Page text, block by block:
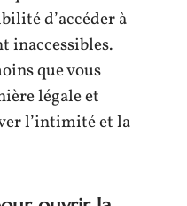
d’accéder à
inaccessibles.
que vous
légale et
l’intimité et la